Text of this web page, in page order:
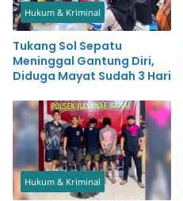
Hukum & Kriminal
Tukang Sol Sepatu
Meninggal Gantung Diri,
Diduga Mayat Sudah 3 Hari
Hukum & Kriminal